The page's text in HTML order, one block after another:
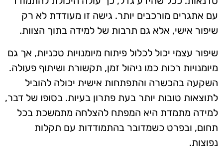
עם אתגרים מורכבים יותר. גישה זו מעודדת לא רק
שיפור אישי, אלא גם תרבות של למידה בתוך הצוות.
שיפור עצמי יכול לכלול פיתוח מיומנויות טכניות, אך גם
מיומנויות רכות כמו ניהול זמן, תקשורת ושיתוף פעולה.
השקעה בהכשרה והתפתחות אישית יכולה להוביל
לתוצאות טובות יותר בעת פתרון בעיות. בסופו של דבר,
למידה מתמדת היא המפתח להצלחה מתמשכת בכל
תחום, ובפרט כשמדובר בהתמודדות עם תקלות
נפוצות.